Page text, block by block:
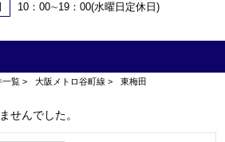
10：00∼19：00(水曜日定休日)
一覧 > 大阪メトロ谷町線 > 東梅田
せんでした。